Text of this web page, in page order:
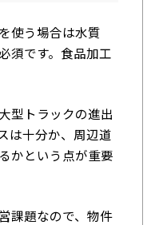
使う場合は水質
須です。食品加工
型トラックの進出
は十分か、周辺道
かという点が重要
課題なので、物件